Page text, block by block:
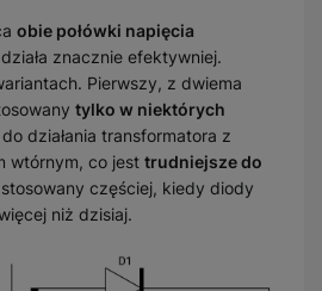
obie połówki napięcia
znacznie efektywniej.
Pierwszy, z dwiema
tylko w niektórych
działania transformatora z
wtórnym, co jest trudniejsze do
stosowany częściej, kiedy diody
niż dzisiaj.